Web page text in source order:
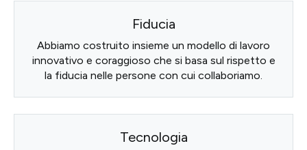
Fiducia
Abbiamo costruito insieme un modello di lavoro
innovativo e coraggioso che si basa sul rispetto e
la fiducia nelle persone con cui collaboriamo.
Tecnologia